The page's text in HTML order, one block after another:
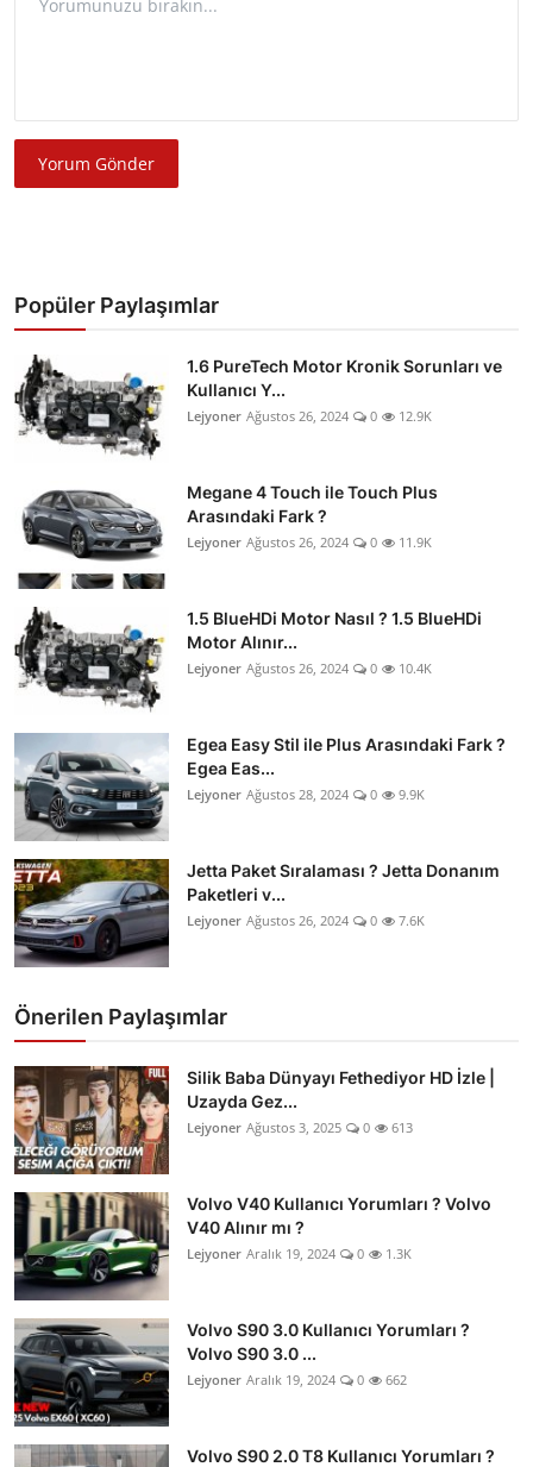
Yorum Gönder
Popüler Paylaşımlar
1.6 PureTech Motor Kronik Sorunları ve
Kullanıcı Y...
Lejyoner Ağustos 26, 2024 0 12.9K
Megane 4 Touch ile Touch Plus
Arasındaki Fark ?
Lejyoner Ağustos 26, 2024 0 11.9K
1.5 BlueHDi Motor Nasıl ? 1.5 BlueHDi
Motor Alınır...
Lejyoner Ağustos 26, 2024 0 10.4K
Egea Easy Stil ile Plus Arasındaki Fark ?
Egea Eas...
Lejyoner Ağustos 28, 2024 0 9.9K
Jetta Paket Sıralaması ? Jetta Donanım
Paketleri v...
Lejyoner Ağustos 26, 2024 0 7.6K
Önerilen Paylaşımlar
Silik Baba Dünyayı Fethediyor HD İzle |
Uzayda Gez...
Lejyoner Ağustos 3, 2025 0 613
Volvo V40 Kullanıcı Yorumları ? Volvo
V40 Alınır mı ?
Lejyoner Aralık 19, 2024 0 1.3K
Volvo S90 3.0 Kullanıcı Yorumları ?
Volvo S90 3.0 ...
Lejyoner Aralık 19, 2024 0 662
Volvo S90 2.0 T8 Kullanıcı Yorumları ?